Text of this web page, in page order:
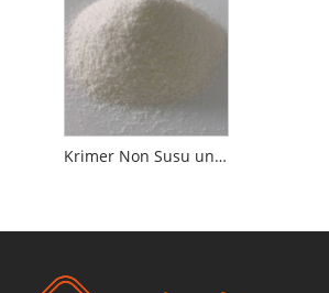
Krimer Non Susu untuk Campuran Sereal atau Oatmeal